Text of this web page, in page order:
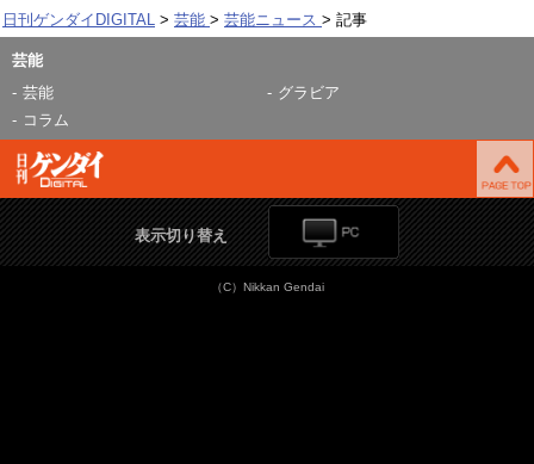
日刊ゲンダイDIGITAL 芸能 芸能ニュース 記事
芸能
芸能
グラビア
コラム
表示切り替え
（C）Nikkan Gendai